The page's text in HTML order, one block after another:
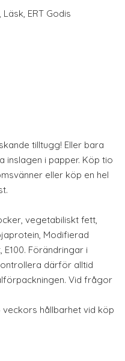
, Läsk, ERT Godis
tilltugg! Eller bara
i papper. Köp tio
eller köp en hel
vegetabiliskt fett,
Modifierad
Förändringar i
därför alltid
Vid frågor
hållbarhet vid köp